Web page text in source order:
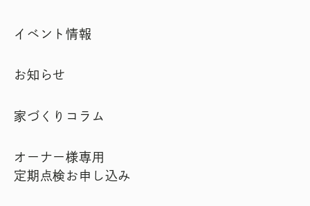
イベント情報
お知らせ
家づくりコラム
オーナー様専用
定期点検お申し込み